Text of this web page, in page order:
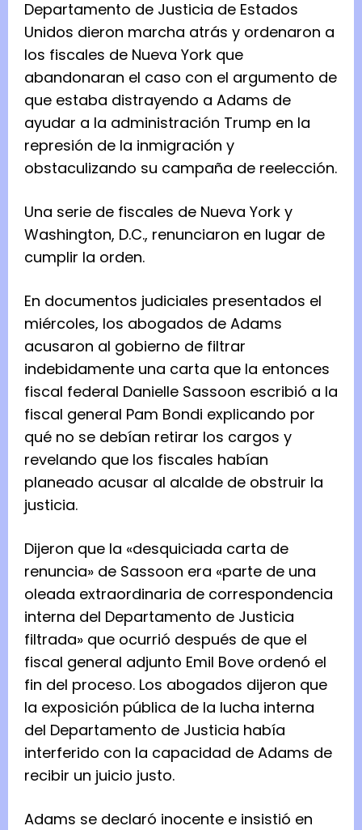
Departamento de Justicia de Estados
Unidos dieron marcha atrás y ordenaron a
los fiscales de Nueva York que
abandonaran el caso con el argumento de
que estaba distrayendo a Adams de
ayudar a la administración Trump en la
represión de la inmigración y
obstaculizando su campaña de reelección.
Una serie de fiscales de Nueva York y
Washington, D.C., renunciaron en lugar de
cumplir la orden.
En documentos judiciales presentados el
miércoles, los abogados de Adams
acusaron al gobierno de filtrar
indebidamente una carta que la entonces
fiscal federal Danielle Sassoon escribió a la
fiscal general Pam Bondi explicando por
qué no se debían retirar los cargos y
revelando que los fiscales habían
planeado acusar al alcalde de obstruir la
justicia.
Dijeron que la «desquiciada carta de
renuncia» de Sassoon era «parte de una
oleada extraordinaria de correspondencia
interna del Departamento de Justicia
filtrada» que ocurrió después de que el
fiscal general adjunto Emil Bove ordenó el
fin del proceso. Los abogados dijeron que
la exposición pública de la lucha interna
del Departamento de Justicia había
interferido con la capacidad de Adams de
recibir un juicio justo.
Adams se declaró inocente e insistió en